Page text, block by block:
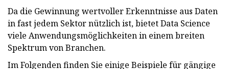
Da die Gewinnung wertvoller Erkenntnisse aus Daten
in fast jedem Sektor nützlich ist, bietet Data Science
viele Anwendungsmöglichkeiten in einem breiten
Spektrum von Branchen.
Im Folgenden finden Sie einige Beispiele für gängige